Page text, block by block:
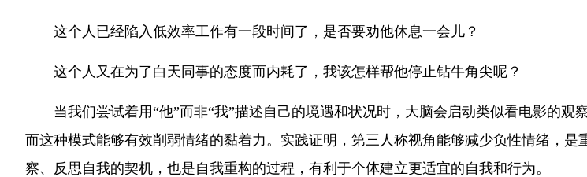
这个人已经陷入低效率工作有一段时间了，是否要劝他休息一会儿？
这个人又在为了白天同事的态度而内耗了，我该怎样帮他停止钻牛角尖呢？
当我们尝试着用“他”而非“我”描述自己的境遇和状况时，大脑会启动类似看电影的观
而这种模式能够有效削弱情绪的黏着力。实践证明，第三人称视角能够减少负性情绪，是
察、反思自我的契机，也是自我重构的过程，有利于个体建立更适宜的自我和行为。